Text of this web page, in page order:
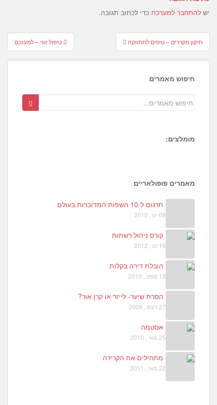
יש להתחבר למערכת כדי לכתוב תגובה.
Post
navigation
טיפול זוגי – למענכם תיקון מקררים – טיפים לתחזוקה
חיפוש מאמרים
מומלצים:
4
מאמרים פופולאריים
תרגום ל-10 השפות המדוברות בעולם
08 ינו , 2010
קורס ניהול רשתות
16 ינו , 2012
הובלת דירה בקלות
15 ספט , 2010
הסרת שיער- לייזר או קרן אור?
27 דצמ , 2009
אסטמה
25 מאי , 2010
מתחילים את הקרירה
22 מאי , 2011